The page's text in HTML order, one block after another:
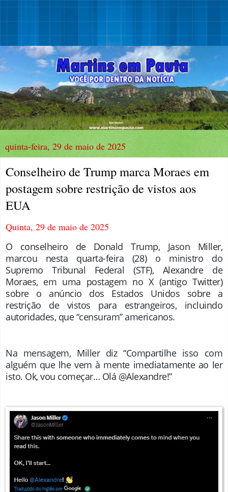
quinta-feira, 29 de maio de 2025
Conselheiro de Trump marca Moraes em
postagem sobre restrição de vistos aos
EUA
Quinta, 29 de maio de 2025
O conselheiro de Donald Trump, Jason Miller,
marcou nesta quarta-feira (28) o ministro do
Supremo Tribunal Federal (STF), Alexandre de
Moraes, em uma postagem no X (antigo Twitter)
sobre o anúncio dos Estados Unidos sobre a
restrição de vistos para estrangeiros, incluindo
autoridades, que “censuram” americanos.
Na mensagem, Miller diz “Compartilhe isso com
alguém que lhe vem à mente imediatamente ao ler
isto. Ok, vou começar… Olá @Alexandre!”